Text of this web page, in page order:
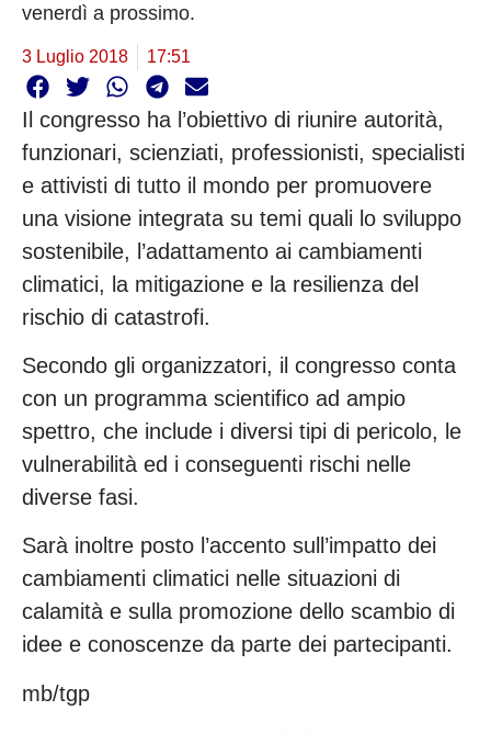
venerdì a prossimo.
3 Luglio 2018 17:51
Il congresso ha l’obiettivo di riunire autorità,
funzionari, scienziati, professionisti, specialisti
e attivisti di tutto il mondo per promuovere
una visione integrata su temi quali lo sviluppo
sostenibile, l’adattamento ai cambiamenti
climatici, la mitigazione e la resilienza del
rischio di catastrofi.
Secondo gli organizzatori, il congresso conta
con un programma scientifico ad ampio
spettro, che include i diversi tipi di pericolo, le
vulnerabilità ed i conseguenti rischi nelle
diverse fasi.
Sarà inoltre posto l’accento sull’impatto dei
cambiamenti climatici nelle situazioni di
calamità e sulla promozione dello scambio di
idee e conoscenze da parte dei partecipanti.
mb/tgp